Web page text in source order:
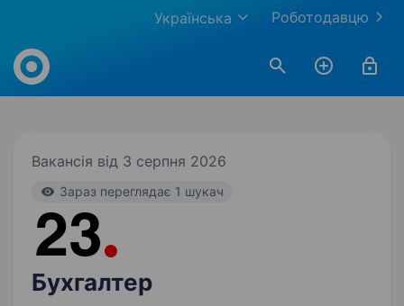
Роботодавцю
Українська
Work.ua
Вакансія від 3 серпня 2026
Зараз переглядає 1 шукач
Бухгалтер